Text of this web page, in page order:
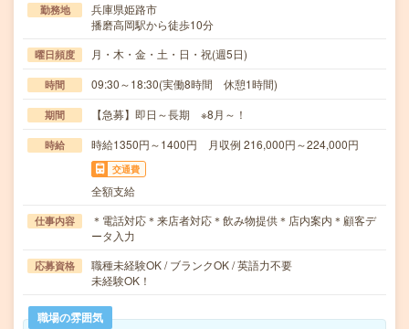
勤務地
兵庫県姫路市
播磨高岡駅から徒歩10分
曜日頻度 月・木・金・土・日・祝(週5日)
時間 09:30～18:30(実働8時間 休憩1時間)
期間 【急募】即日～長期 ※8月～！
時給 時給1350円～1400円 月収例 216,000円～224,000円
交通費
全額支給
仕事内容
＊電話対応＊来店者対応＊飲み物提供＊店内案内＊顧客デ
ータ入力
応募資格
職種未経験OK / ブランクOK / 英語力不要
未経験OK！
職場の雰囲気